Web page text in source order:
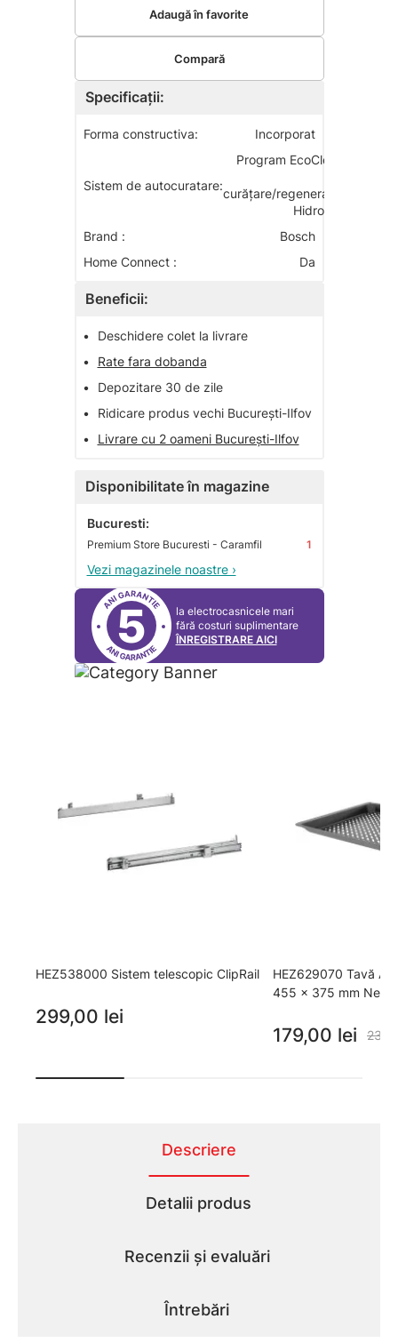
Specificații:
Forma constructiva: Incorporat
Sistem de autocuratare:
Program EcoClean
curăţare/regenerare,
Hidrolitic
Brand :
Bosch
Home Connect :
Da
Beneficii:
•
Deschidere colet la livrare
•
Rate fara dobanda
•
Depozitare 30 de zile
•
Ridicare produs vechi București-Ilfov
•
Livrare cu 2 oameni București-Ilfov
Disponibilitate în magazine
Bucuresti:
Premium Store Bucuresti - Caramfil 1
Vezi magazinele noastre ›
5
la electrocasnicele mari
fără costuri suplimentare
ÎNREGISTRARE AICI
Adaugă în favorite
Compară
HEZ538000 Sistem telescopic ClipRail
299,00 lei
HEZ629070 Tavă
455 x 375 mm
179,00 lei
Descriere
Detalii produs
Recenzii și evaluări
Întrebări